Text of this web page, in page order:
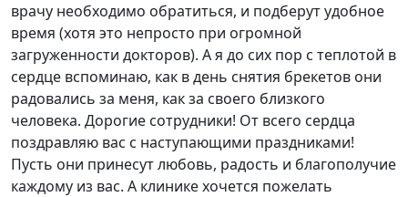
врачу необходимо обратиться, и подберут удобное
время (хотя это непросто при огромной
загруженности докторов). А я до сих пор с теплотой в
сердце вспоминаю, как в день снятия брекетов они
радовались за меня, как за своего близкого
человека. Дорогие сотрудники! От всего сердца
поздравляю вас с наступающими праздниками!
Пусть они принесут любовь, радость и благополучие
каждому из вас. А клинике хочется пожелать